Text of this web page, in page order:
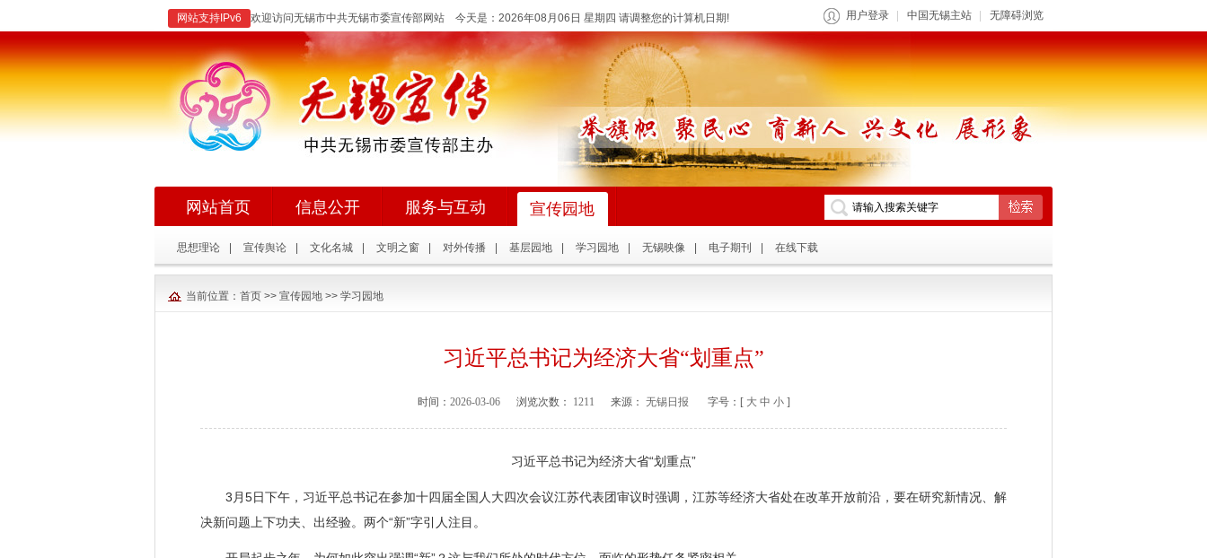
网站支持IPv6 欢迎访问无锡市中共无锡市委宣传部网站 今天是： 2026年08月06日 星期四 请调整您的计算机日期! 用户登录 中国无锡主站 无障碍浏览
网站首页 信息公开 服务与互动 宣传园地
思想理论 宣传舆论 文化名城 文明之窗 对外传播 基层园地 学习园地 无锡映像 电子期刊 在线下载
当前位置： 首页 >> 宣传园地 >> 学习园地
习近平总书记为经济大省“划重点”
时间： 2026-03-06浏览次数： 1211 来源： 无锡日报 字号：[ 大 中 小]
习近平总书记为经济大省“划重点”
3月5日下午，习近平总书记在参加十四届全国人大四次会议江苏代表团审议时强调，江苏等经济大省处在改革开放前沿，要在研究新情况、解
决新问题上下功夫、出经验。两个“新”字引人注目。